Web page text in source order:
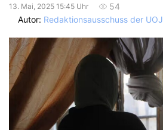
13. Mai, 2025 15:45 Uhr
54
Autor: Redaktionsausschuss der UOJ